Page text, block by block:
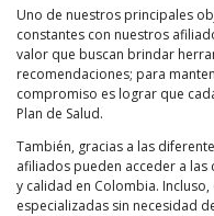
Uno de nuestros principales
constantes con nuestros
valor que buscan brindar
recomendaciones; para
compromiso es lograr que
Plan de Salud.
También, gracias a las
afiliados pueden acceder a las
y calidad en Colombia.
especializadas sin necesidad